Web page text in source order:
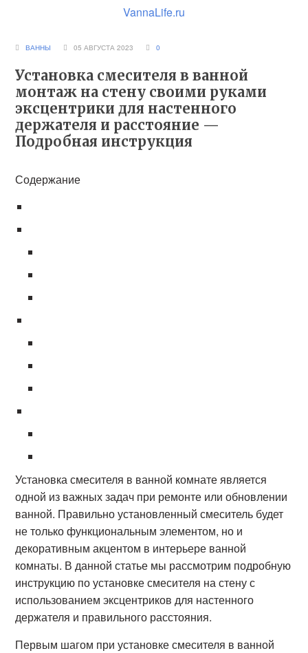
VannaLife.ru
ВАННЫ 05 АВГУСТА 2023 0
Установка смесителя в ванной
монтаж на стену своими руками
эксцентрики для настенного
держателя и расстояние —
Подробная инструкция
Содержание
Установка смесителя в ванной комнате является
одной из важных задач при ремонте или обновлении
ванной. Правильно установленный смеситель будет
не только функциональным элементом, но и
декоративным акцентом в интерьере ванной
комнаты. В данной статье мы рассмотрим подробную
инструкцию по установке смесителя на стену с
использованием эксцентриков для настенного
держателя и правильного расстояния.
Первым шагом при установке смесителя в ванной